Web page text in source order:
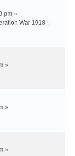
pm »
War 1918 -
»
»
»